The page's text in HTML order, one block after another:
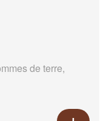
de terre,